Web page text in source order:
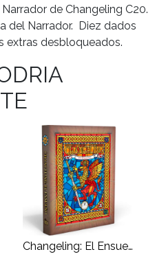
de Changeling C20.
del Narrador. Diez dados
extras desbloqueados.
Changeling: El Ensueño Ed. 20° Aniversario - Escudero